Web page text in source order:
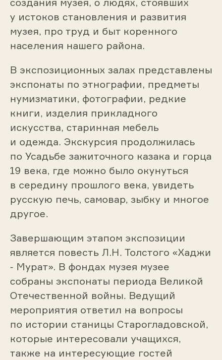
у истоков становления и развития
музея, про труд и быт коренного
населения нашего района.
В экспозиционных залах представлены
экспонаты по этнографии, предметы
нумизматики, фотографии, редкие
книги, изделия прикладного
искусства, старинная мебель
и одежда. Экскурсия продолжилась
по Усадьбе зажиточного казака и горца
19 века, где можно было окунуться
в середину прошлого века, увидеть
русскую печь, самовар, зыбку и многое
другое.
Завершающим этапом экспозиции
является повесть Л.Н. Толстого «Хаджи
- Мурат». В фондах музея музее
собраны экспонаты периода Великой
Отечественной войны. Ведущий
мероприятия ответил на вопросы
по истории станицы Старогладовской,
которые интересовали учащихся,
также на интересующие гостей